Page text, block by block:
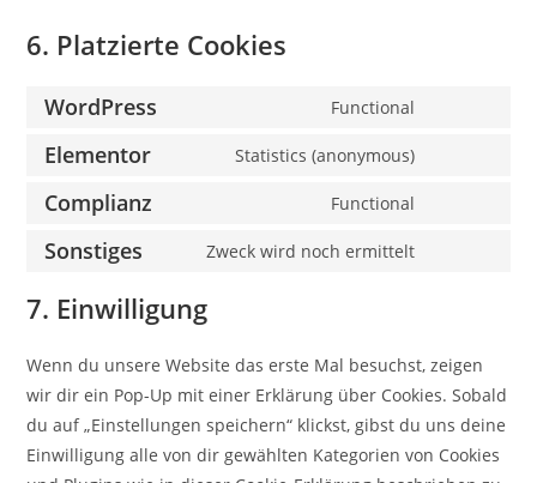
6. Platzierte Cookies
WordPress Functional
Elementor Statistics (anonymous)
Complianz Functional
Sonstiges Zweck wird noch ermittelt
7. Einwilligung
Wenn du unsere Website das erste Mal besuchst, zeigen
wir dir ein Pop-Up mit einer Erklärung über Cookies. Sobald
du auf „Einstellungen speichern“ klickst, gibst du uns deine
Einwilligung alle von dir gewählten Kategorien von Cookies